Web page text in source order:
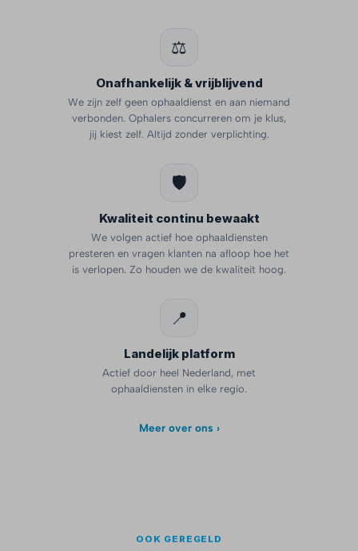
⚖️
Onafhankelijk & vrijblijvend
We zijn zelf geen ophaaldienst en aan niemand
verbonden. Ophalers concurreren om je klus,
jij kiest zelf. Altijd zonder verplichting.
🛡️
Kwaliteit continu bewaakt
We volgen actief hoe ophaaldiensten
presteren en vragen klanten na afloop hoe het
is verlopen. Zo houden we de kwaliteit hoog.
📍
Landelijk platform
Actief door heel Nederland, met
ophaaldiensten in elke regio.
Meer over ons ›
OOK GEREGELD